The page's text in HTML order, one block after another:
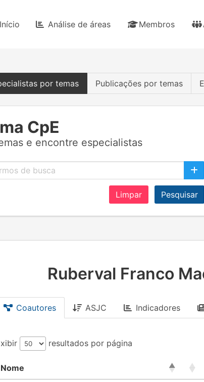
Início Análise de áreas Membros
por temas Publicações por temas
CpE
e encontre especialistas
Limpar Pesquisar
Ruberval Franco
Coautores ASJC Indicadores
resultados por página
Nome